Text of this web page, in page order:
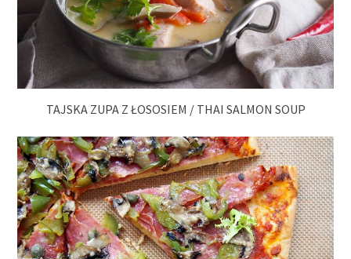
TAJSKA ZUPA Z ŁOSOSIEM / THAI SALMON SOUP